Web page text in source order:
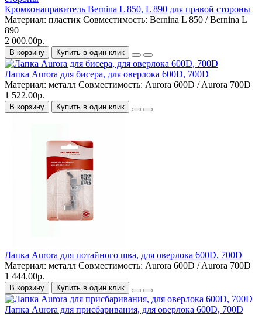
Кромконаправитель Bernina L 850, L 890 для правой стороны
Материал: пластик Совместимость: Bernina L 850 / Bernina L
890
2 000.00р.
В корзину Купить в один клик
Лапка Aurora для бисера, для оверлока 600D, 700D
Материал: металл Совместимость: Aurora 600D / Aurora 700D
1 522.00р.
В корзину Купить в один клик
Лапка Aurora для потайного шва, для оверлока 600D, 700D
Материал: металл Совместимость: Aurora 600D / Aurora 700D
1 444.00р.
В корзину Купить в один клик
Лапка Aurora для присбаривания, для оверлока 600D, 700D